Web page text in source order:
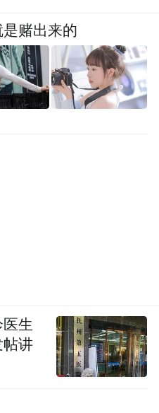
赌出来的
生
帖讲